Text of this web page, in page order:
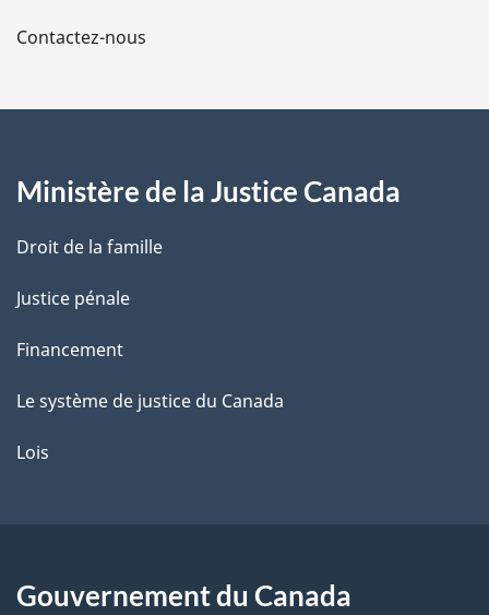
d
e
a
e
a
e
Contactez-nous
Ministère de la Justice Canada
Droit de la famille
Justice pénale
Financement
Le système de justice du Canada
Lois
Gouvernement du Canada